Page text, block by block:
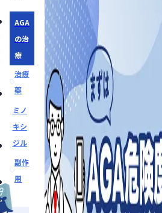
AGA
の治
療
治療
薬
ミノ
キシ
ジル
副作
用